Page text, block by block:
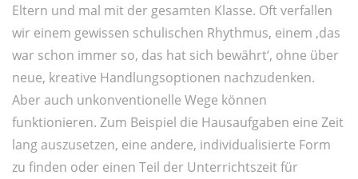
Eltern und mal mit der gesamten Klasse. Oft verfallen
wir einem gewissen schulischen Rhythmus, einem ‚das
war schon immer so, das hat sich bewährt‘, ohne über
neue, kreative Handlungsoptionen nachzudenken.
Aber auch unkonventionelle Wege können
funktionieren. Zum Beispiel die Hausaufgaben eine Zeit
lang auszusetzen, eine andere, individualisierte Form
zu finden oder einen Teil der Unterrichtszeit für